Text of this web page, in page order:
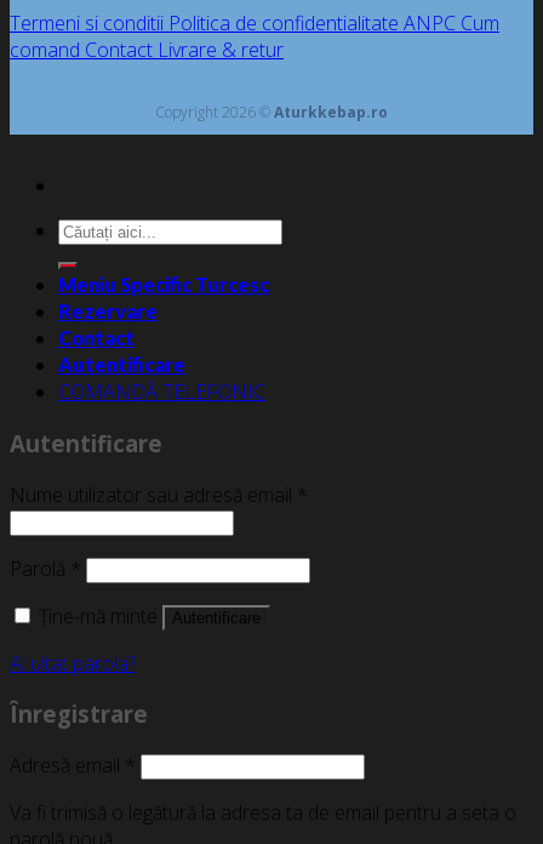
Termeni si conditii Politica de confidentialitate ANPC Cum
comand Contact Livrare & retur
Copyright 2026 ©Aturkkebap.ro
Caută
după:
Meniu Specific Turcesc
Rezervare
Contact
Autentificare
COMANDĂ TELEFONIC
Autentificare
Nume utilizator sau adresă email *
Parolă *
Ține-mă minte
Autentificare
Ai uitat parola?
Înregistrare
Adresă email *
Va fi trimisă o legătură la adresa ta de email pentru a seta o